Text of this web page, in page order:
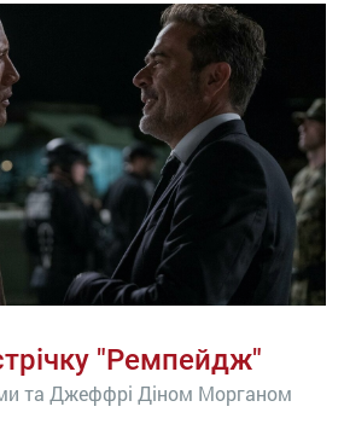
"Ремпейдж"
та Джеффрі Діном Морганом